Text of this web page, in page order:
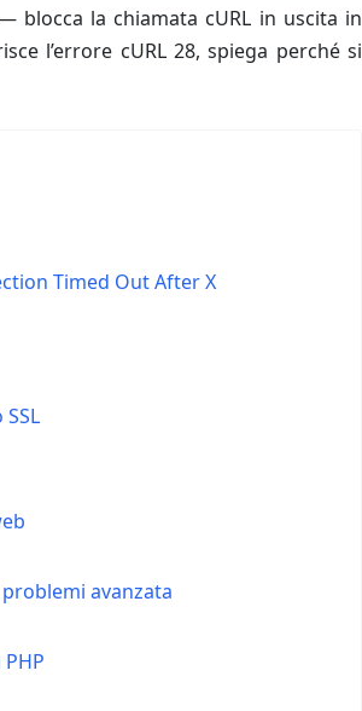
blocca la chiamata cURL in uscita in
l’errore cURL 28, spiega perché si
Timed Out After X
avanzata